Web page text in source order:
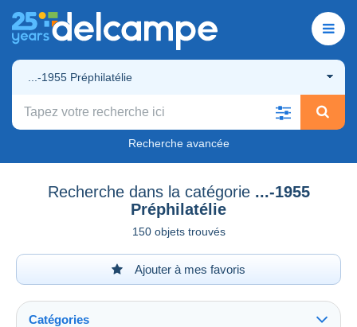
...-1955 Préphilatélie
Recherche avancée
Recherche dans la catégorie ...-1955
Préphilatélie
150 objets trouvés
Ajouter à mes favoris
Catégories